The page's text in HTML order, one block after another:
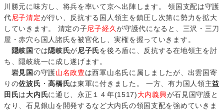
川勝元に味方し、将兵を率いて京へ出陣します。 領国支配は守護
代尼子清定が行い、反抗する国人領主を鎮圧し次第に勢力を拡大
していきます。 清定の子尼子経久が守護代になると、三沢・三刀
屋・赤穴ら国人諸氏を被官化し、実権を握っていきます。
隠岐国 では隠岐氏が尼子氏を後ろ盾に、反抗する在地領主を討
ち、隠岐統一に成し遂げます。
岩見国の守護山名政豊は西軍山名氏に属しましたが、出雲国寄
りの佐波氏 ・高橋氏は東軍に付きました。 一方、有力国人領主益
田氏は大内氏に通じ、永正１４年(1517)大内義興が石見国守護と
なり、石見銀山を開発するなど大内氏の領国支配を強めていきま